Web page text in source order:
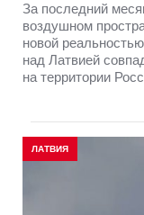
За последний
воздушном
новой
над Латвией
на территории
ЛАТВИЯ